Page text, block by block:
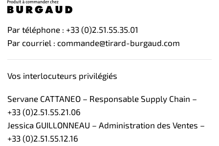
Par téléphone : +33 (0)2.51.55.35.01
Par courriel : commande@tirard-burgaud.com
Vos interlocuteurs privilégiés
Servane CATTANEO – Responsable Supply Chain –
+33 (0)2.51.55.21.06
Jessica GUILLONNEAU – Administration des Ventes –
+33 (0)2.51.55.12.16